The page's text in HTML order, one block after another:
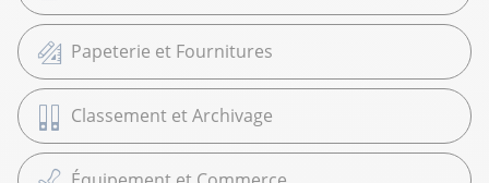
Papeterie et Fournitures
Classement et Archivage